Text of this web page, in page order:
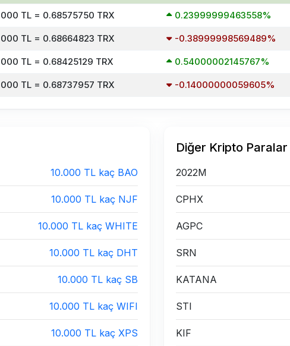
TL = 0.68575750 TRX 0.23999999463558%
TL = 0.68664823 TRX -0.38999998569489%
TL = 0.68425129 TRX 0.54000002145767%
TL = 0.68737957 TRX -0.14000000059605%
10.000 TL kaç BAO
10.000 TL kaç NJF
10.000 TL kaç WHITE
10.000 TL kaç DHT
10.000 TL kaç SB
10.000 TL kaç WIFI
10.000 TL kaç XPS
Diğer Kripto Paralar
2022M
CPHX
AGPC
SRN
KATANA
STI
KIF